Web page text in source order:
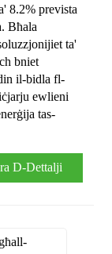
8.2% prevista
Bħala
ta'
bniet
il-bidla fl-
ewlieni
tas-
D-Dettalji